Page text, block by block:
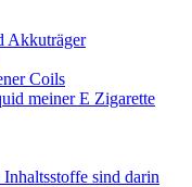
Akkuträger
Coils
meiner E Zigarette
sind darin